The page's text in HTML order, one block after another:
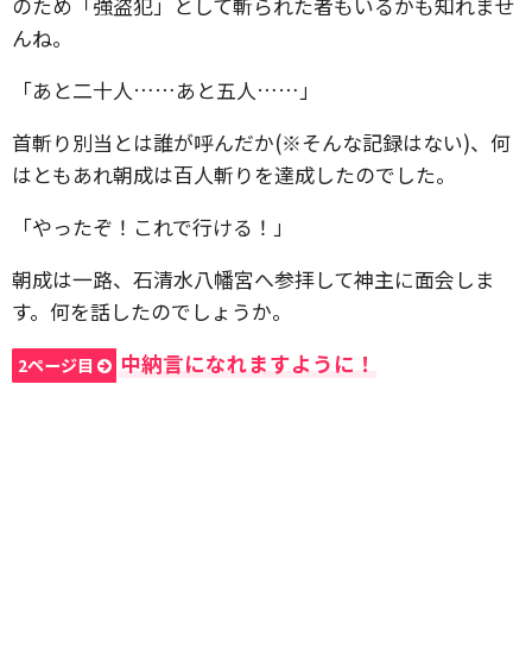
んね。
「あと二十人……あと五人……」
首斬り別当とは誰が呼んだか(※そんな記録はない)、何
はともあれ朝成は百人斬りを達成したのでした。
「やったぞ！これで行ける！」
朝成は一路、石清水八幡宮へ参拝して神主に面会しま
す。何を話したのでしょうか。
2ページ目 中納言になれますように！